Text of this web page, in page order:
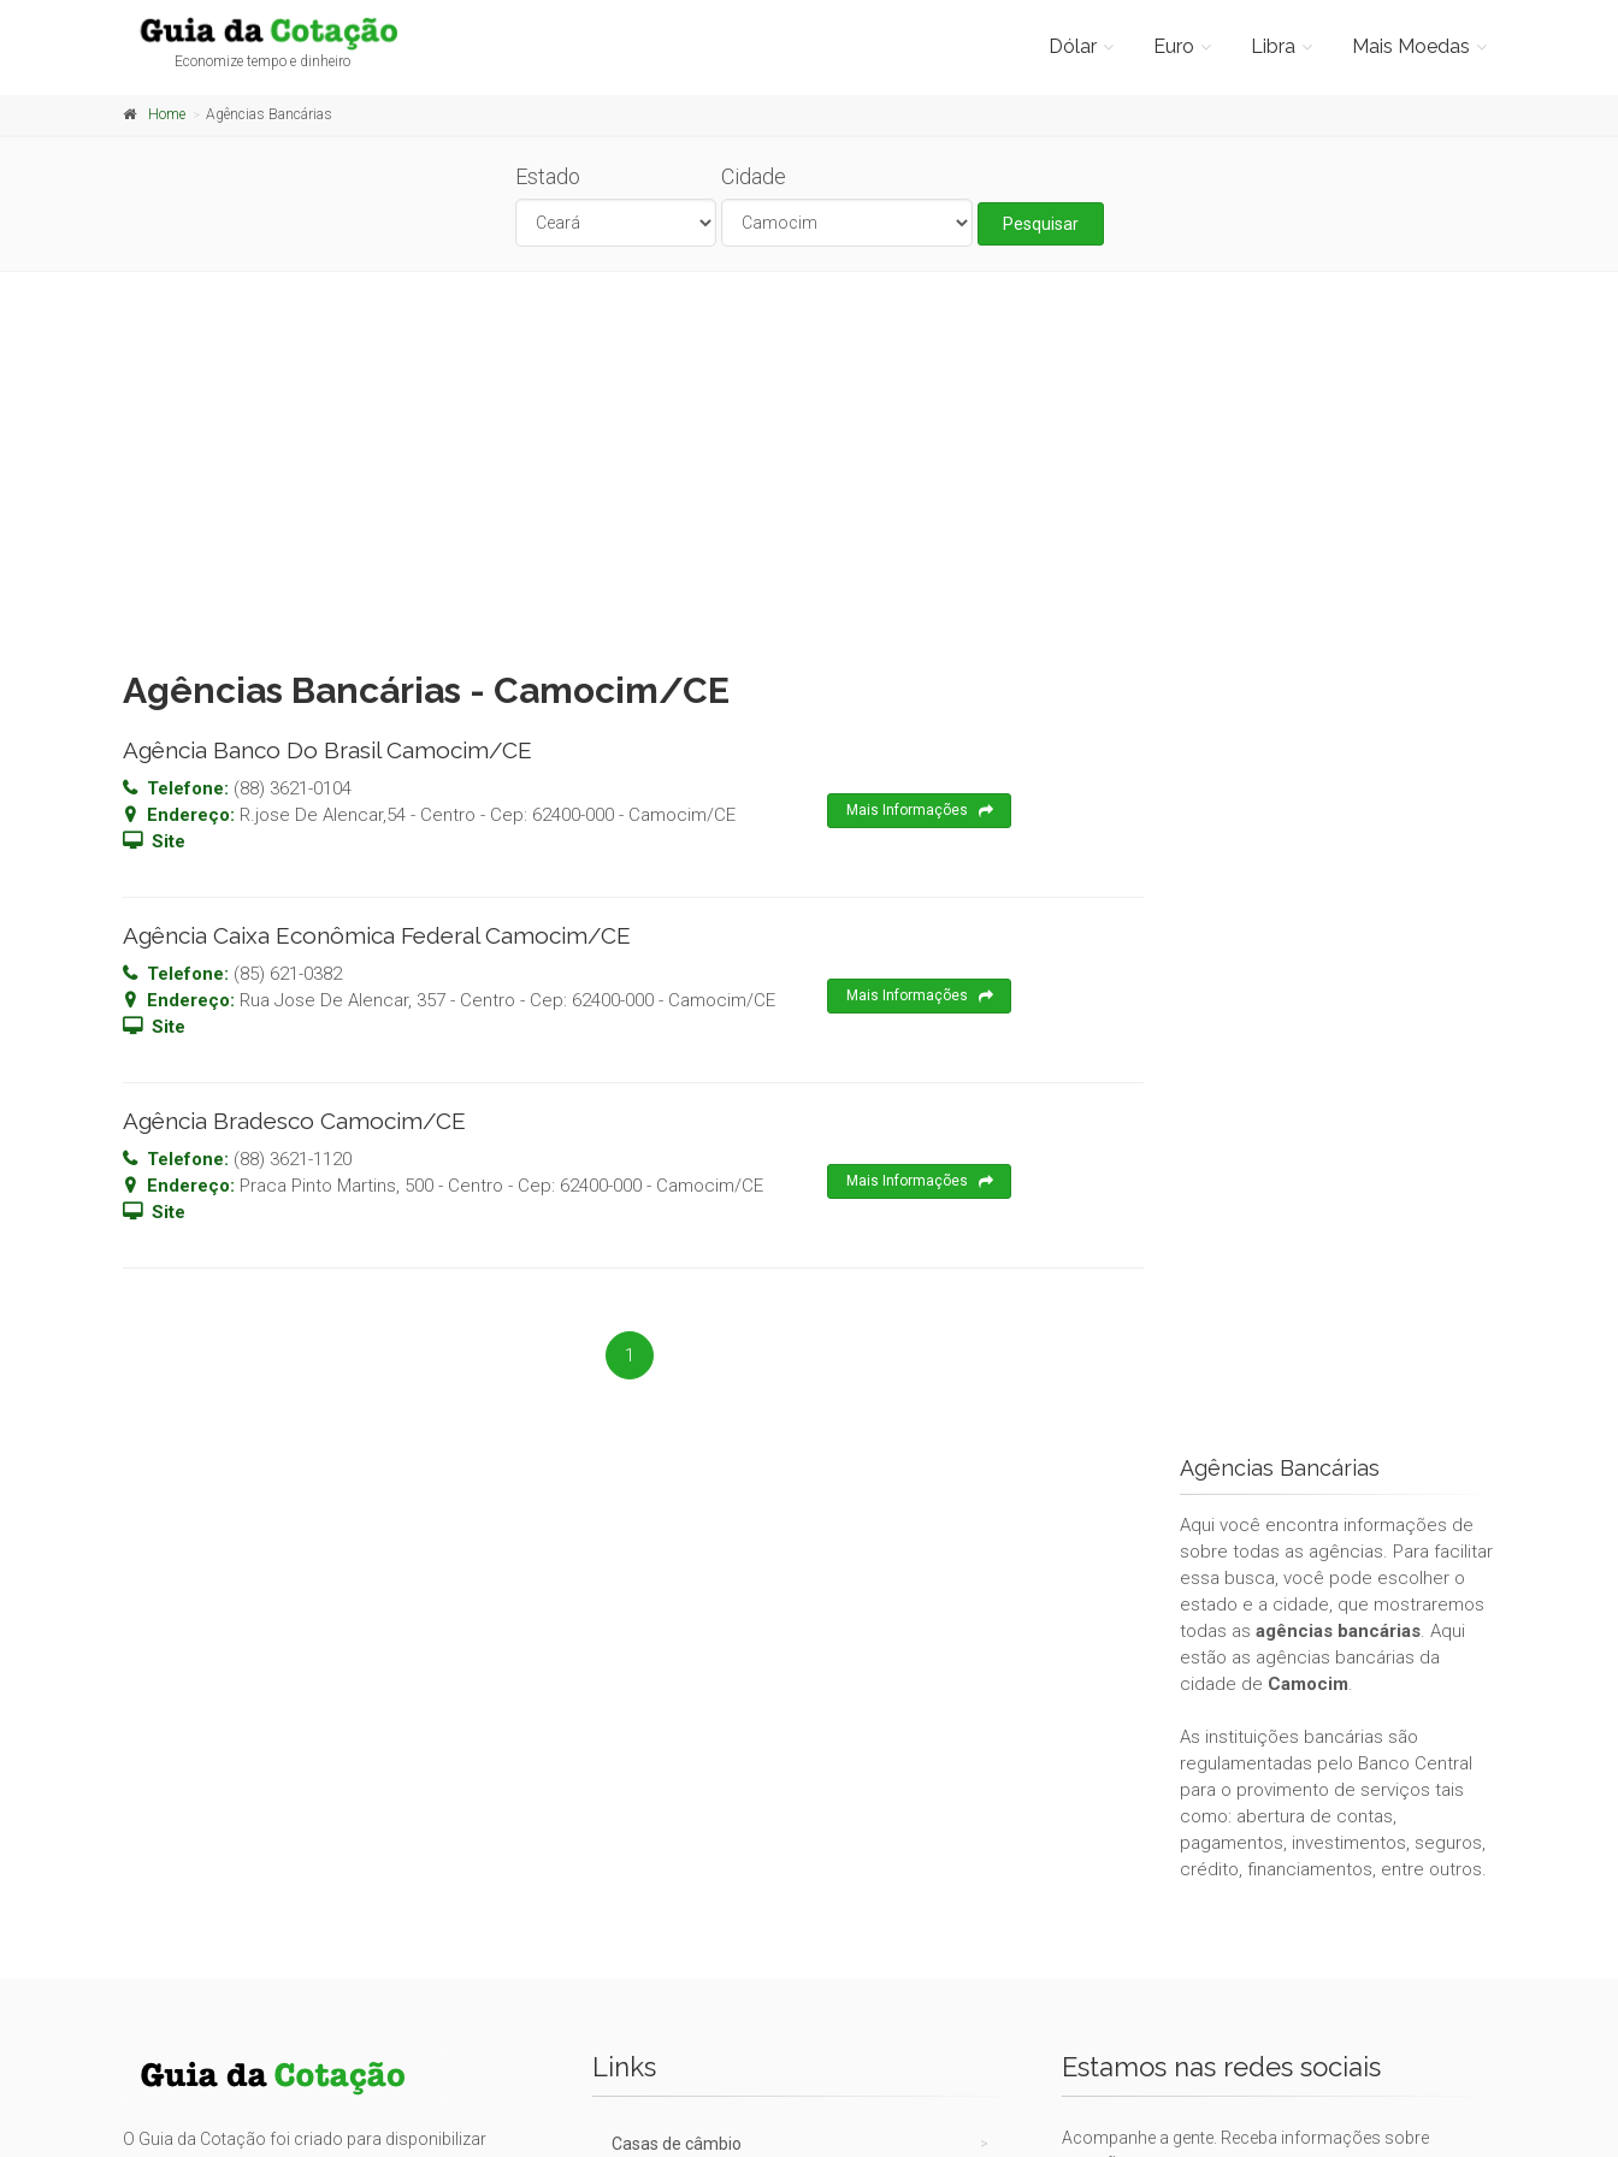
Economize tempo e dinheiro
Dólar Euro Libra Mais Moedas
Home Agências Bancárias
Estado Cidade
Pesquisar
Agências Bancárias - Camocim/CE
Agência Banco Do Brasil Camocim/CE
Telefone: (88) 3621-0104
Endereço: R.jose De Alencar,54 - Centro - Cep: 62400-000 - Camocim/CE
Site
Mais Informações
Agência Caixa Econômica Federal Camocim/CE
Telefone: (85) 621-0382
Endereço: Rua Jose De Alencar, 357 - Centro - Cep: 62400-000 - Camocim/CE
Site
Mais Informações
Agência Bradesco Camocim/CE
Telefone: (88) 3621-1120
Endereço: Praca Pinto Martins, 500 - Centro - Cep: 62400-000 - Camocim/CE
Site
Mais Informações
1
Agências Bancárias
Aqui você encontra informações de
sobre todas as agências. Para facilitar
essa busca, você pode escolher o
estado e a cidade, que mostraremos
todas as agências bancárias. Aqui
estão as agências bancárias da
cidade de Camocim.
As instituições bancárias são
regulamentadas pelo Banco Central
para o provimento de serviços tais
como: abertura de contas,
pagamentos, investimentos, seguros,
crédito, financiamentos, entre outros.
O Guia da Cotação foi criado para disponibilizar
Links
Casas de câmbio
Estamos nas redes sociais
Acompanhe a gente. Receba informações sobre